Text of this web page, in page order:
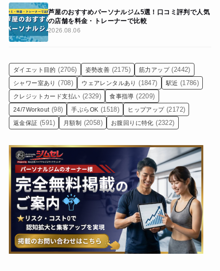
芦屋のおすすめパーソナルジム5選！口コミ評判で人気
の店舗を料金・トレーナーで比較
2026.08.06
ダイエット目的 (2706) 姿勢改善 (2175) 筋力アップ (2442)
シャワー室あり (708) ウェアレンタルあり (1847) 駅近 (1786)
クレジットカード支払い (2329) 食事指導 (2209)
24/7Workout (98) 手ぶらOK (1518) ヒップアップ (2172)
返金保証 (591) 月額制 (2058) お腹回りに特化 (2322)